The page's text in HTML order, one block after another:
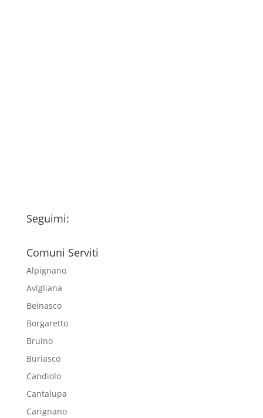
Seguimi:
Comuni Serviti
Alpignano
Avigliana
Beinasco
Borgaretto
Bruino
Buriasco
Candiolo
Cantalupa
Carignano